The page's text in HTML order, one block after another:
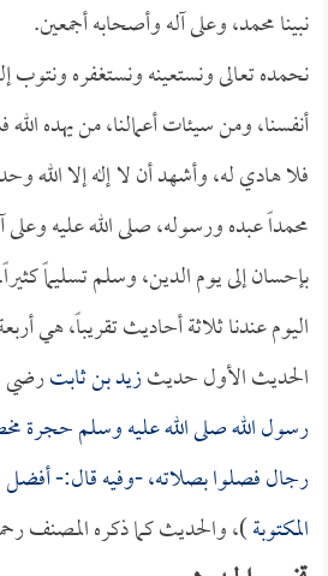
نبينا محمد، وعلى آله وأصحابه أجمعين.
نحمده تعالى ونستعينه ونستغفره ونتوب
أنفسنا، ومن سيئات أعمالنا، من يهده
فلا هادي له، وأشهد أن لا إله إلا الله
محمداً عبده ورسوله، صلى الله عليه وعلى
بإحسان إلى يوم الدين، وسلم تسليماً كثيراً.
اليوم عندنا ثلاثة أحاديث تقريباً، هي
الحديث الأول حديثزيد بن ثابترضي
رسول الله صلى الله عليه وسلم حجرة
رجال فصلوا بصلاته، -وفيه قال:- أفضل
المكتوبة)، والحديث كما ذكره المصنف